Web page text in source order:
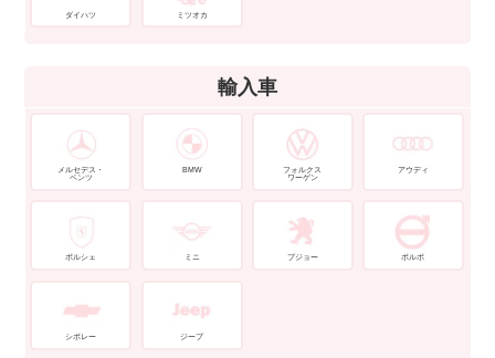
ダイハツ ミツオカ
輸入車
メルセデス・
ベンツ
BMW
フォルクス
ワーゲン
アウディ
ポルシェ ミニ プジョー ボルボ
シボレー ジープ